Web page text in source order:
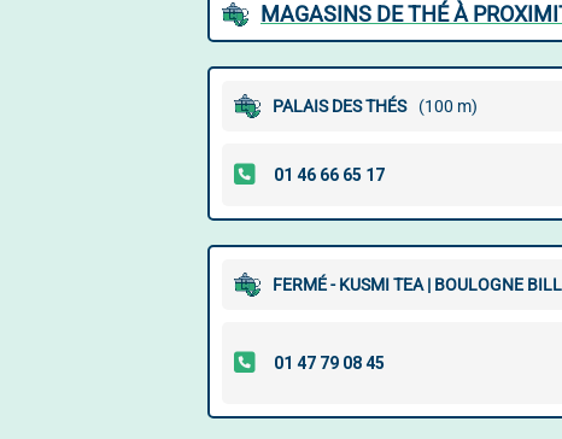
MAGASINS DE THÉ À
PALAIS DES THÉS (100 m)
FERMÉ - KUSMI TEA | BOULOGNE